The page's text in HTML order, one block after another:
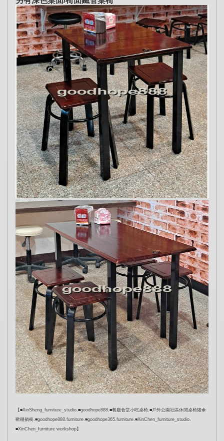
【■XinSheng_furniture_studio.■goodhope888.■餐廳食堂小吃桌椅.■戶外公園社區休閒桌椅陽傘
鞦韆躺椅.■goodhope888.furniture.■goodhope365.furniture.■XinChen_furniture_studio.
■XinChen_furniture workshop】